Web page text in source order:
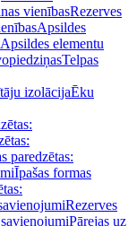
vienībasRezerves
Apsildes
elementu
Telpas
izolācijaĒku
paredzētas:
Īpašas formas
Rezerves
Pārejas uz